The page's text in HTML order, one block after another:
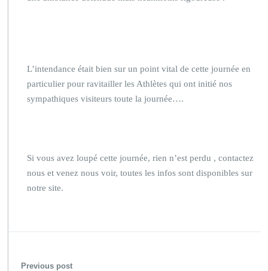
L’intendance était bien sur un point vital de cette journée en
particulier pour ravitailler les Athlètes qui ont initié nos
sympathiques visiteurs toute la journée….
Si vous avez loupé cette journée, rien n’est perdu , contactez
nous et venez nous voir, toutes les infos sont disponibles sur
notre site.
Previous post